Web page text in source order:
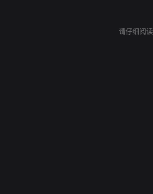
请仔细阅读